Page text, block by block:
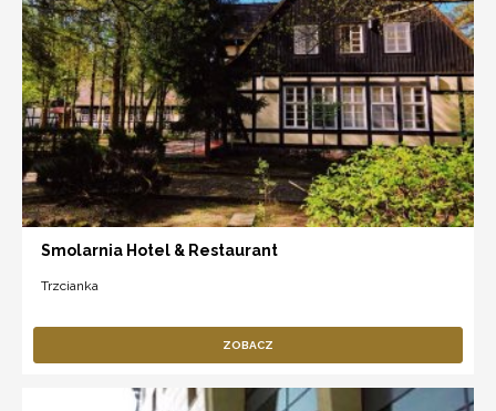
Smolarnia Hotel & Restaurant
Trzcianka
ZOBACZ